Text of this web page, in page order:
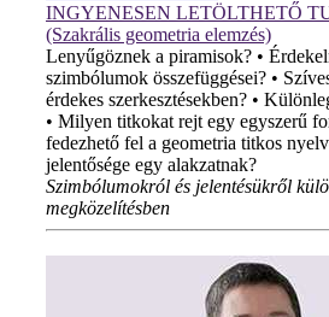
INGYENESEN LETÖLTHETŐ
(Szakrális geometria elemzés)
Lenyűgöznek a piramisok? •
szimbólumok összefüggései? •
érdekes szerkesztésekben? •
• Milyen titkokat rejt egy egyszerű
fedezhető fel a geometria titkos
jelentősége egy alakzatnak?
Szimbólumokról és jelentésükről
megközelítésben